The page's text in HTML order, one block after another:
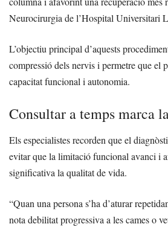
Neurocirurgia de l’Hospital Universitari
L’objectiu principal d’aquests
compressió dels nervis i permetre que el
capacitat funcional i autonomia.
Consultar a temps marca
Els especialistes recorden que el
evitar que la limitació funcional avanci i
significativa la qualitat de vida.
“Quan una persona s’ha d’aturar
nota debilitat progressiva a les cames o